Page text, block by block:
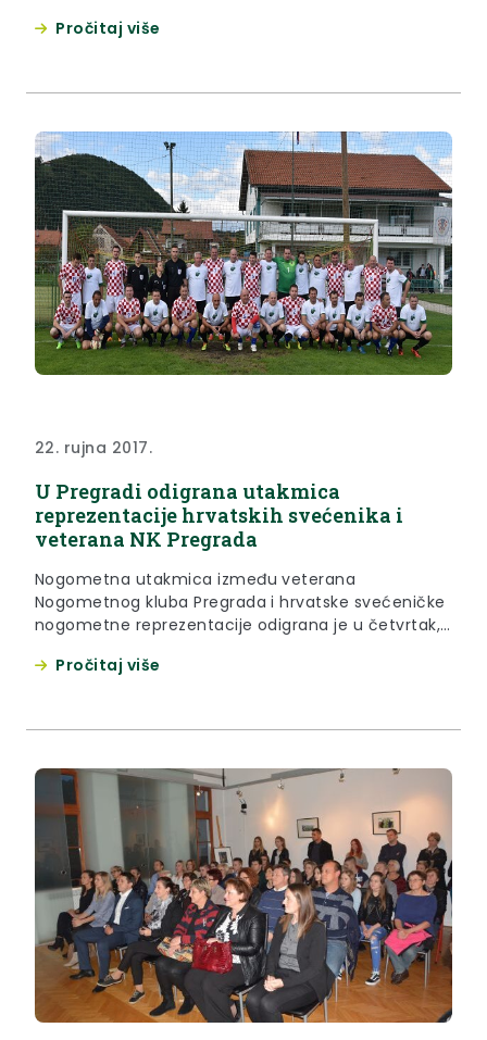
Pročitaj više
22. rujna 2017.
U Pregradi odigrana utakmica
reprezentacije hrvatskih svećenika i
veterana NK Pregrada
Nogometna utakmica između veterana
Nogometnog kluba Pregrada i hrvatske svećeničke
nogometne reprezentacije odigrana je u četvrtak,
Pregradi.
Pročitaj više